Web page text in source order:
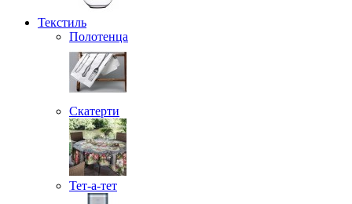
Текстиль
Полотенца
Скатерти
Тет-а-тет